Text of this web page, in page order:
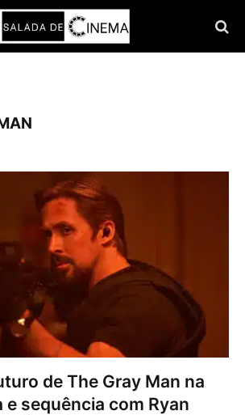
de The Gray Man na
sequência com Ryan